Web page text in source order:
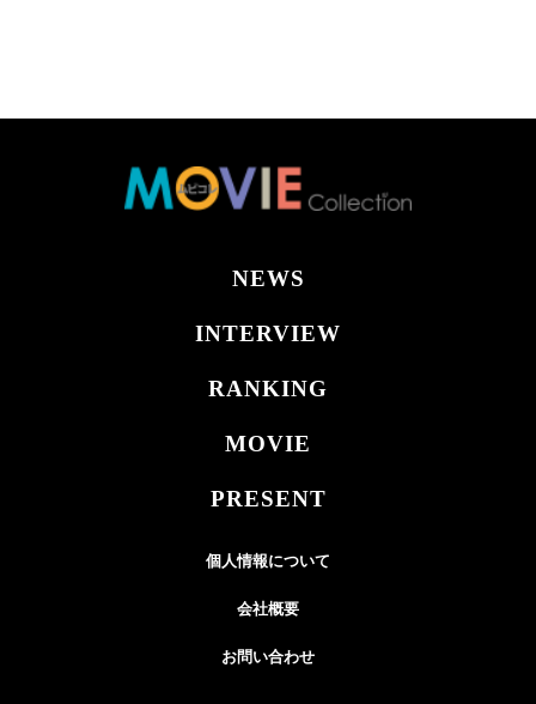
NEWS
INTERVIEW
RANKING
MOVIE
PRESENT
個人情報について
会社概要
お問い合わせ